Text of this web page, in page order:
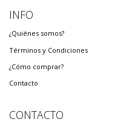
INFO
¿Quiénes somos?
Términos y Condiciones
¿Cómo comprar?
Contacto
CONTACTO